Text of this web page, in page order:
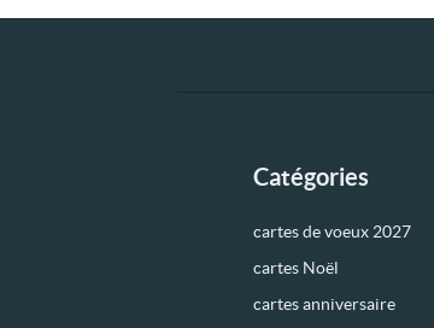
Catégories
cartes de voeux 2027
cartes Noël
cartes anniversaire